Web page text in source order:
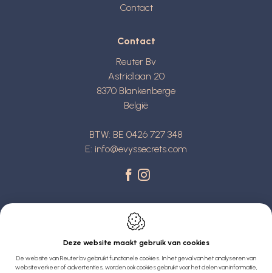
Contact
Contact
Reuter Bv
Astridlaan 20
8370 Blankenberge
België
BTW: BE 0426 727 348
E: info@evyssecrets.com
Webdesign by IDcreation 2022
Deze website maakt gebruik van cookies
De website van Reuter bv gebruikt functionele cookies. In het geval van het analyseren van
websiteverkeer of advertenties, worden ook cookies gebruikt voor het delen van informatie,